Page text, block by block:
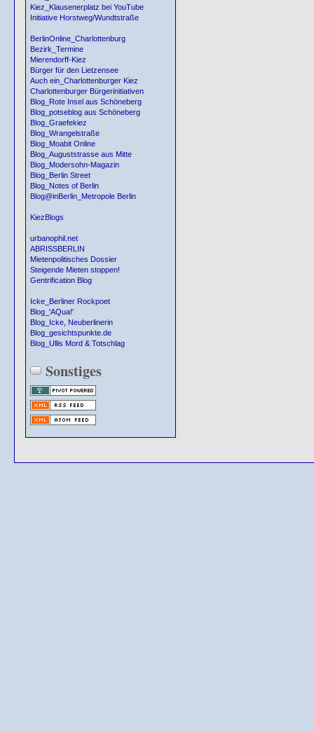
Kiez_Klausenerplatz bei YouTube
Initiative Horstweg/Wundtstraße
BerlinOnline_Charlottenburg
Bezirk_Termine
Mierendorff-Kiez
Bürger für den Lietzensee
Auch ein_Charlottenburger Kiez
Charlottenburger Bürgerinitiativen
Blog_Rote Insel aus Schöneberg
Blog_potseblog aus Schöneberg
Blog_Graefekiez
Blog_Wrangelstraße
Blog_Moabit Online
Blog_Auguststrasse aus Mitte
Blog_Modersohn-Magazin
Blog_Berlin Street
Blog_Notes of Berlin
Blog@inBerlin_Metropole Berlin
KiezBlogs
urbanophil.net
ABRISSBERLIN
Mietenpolitisches Dossier
Steigende Mieten stoppen!
Gentrification Blog
Icke_Berliner Rockpoet
Blog_'AQua!'
Blog_Icke, Neuberlinerin
Blog_gesichtspunkte.de
Blog_Ullis Mord & Totschlag
Sonstiges